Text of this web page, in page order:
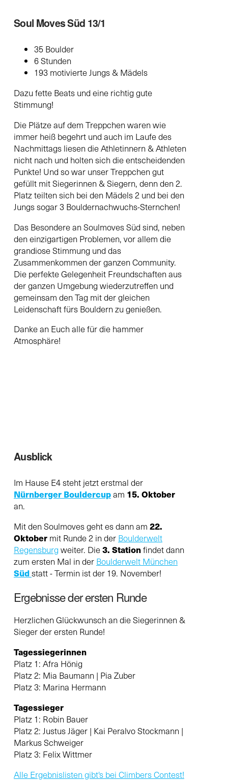
Soul Moves Süd 13/1
35 Boulder
6 Stunden
193 motivierte Jungs & Mädels
Dazu fette Beats und eine richtig gute
Stimmung!
Die Plätze auf dem Treppchen waren wie
immer heiß begehrt und auch im Laufe des
Nachmittags liesen die Athletinnern & Athleten
nicht nach und holten sich die entscheidenden
Punkte! Und so war unser Treppchen gut
gefüllt mit Siegerinnen & Siegern, denn den 2.
Platz teilten sich bei den Mädels 2 und bei den
Jungs sogar 3 Bouldernachwuchs-Sternchen!
Das Besondere an Soulmoves Süd sind, neben
den einzigartigen Problemen, vor allem die
grandiose Stimmung und das
Zusammenkommen der ganzen Community.
Die perfekte Gelegenheit Freundschaften aus
der ganzen Umgebung wiederzutreffen und
gemeinsam den Tag mit der gleichen
Leidenschaft fürs Bouldern zu genießen.
Danke an Euch alle für die hammer
Atmosphäre!
Ausblick
Im Hause E4 steht jetzt erstmal der
Nürnberger Bouldercupam 15. Oktober
an.
Mit den Soulmoves geht es dann am 22.
Oktober mit Runde 2 in der Boulderwelt
Regensburg weiter. Die3. Stationfindet dann
zum ersten Mal in der Boulderwelt München
Südstatt - Termin ist der 19. November!
Ergebnisse der ersten Runde
Herzlichen Glückwunsch an die Siegerinnen &
Sieger der ersten Runde!
Tagessiegerinnen
Platz 1: Afra Hönig
Platz 2: Mia Baumann | Pia Zuber
Platz 3: Marina Hermann
Tagessieger
Platz 1: Robin Bauer
Platz 2: Justus Jäger | Kai Peralvo Stockmann |
Markus Schweiger
Platz 3: Felix Wittmer
Alle Ergebnislisten gibt's bei Climbers Contest!